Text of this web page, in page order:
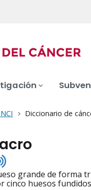
Diccionario de
Listen
to
pronunciation
grande de forma
cinco huesos